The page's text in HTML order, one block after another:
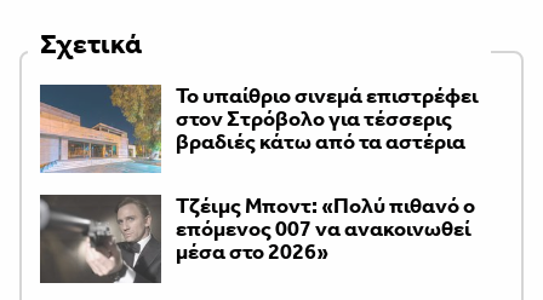
Σχετικά
Το υπαίθριο σινεμά επιστρέφει
στον Στρόβολο για τέσσερις
βραδιές κάτω από τα αστέρια
Τζέιμς Μποντ: «Πολύ πιθανό ο
επόμενος 007 να ανακοινωθεί
μέσα στο 2026»